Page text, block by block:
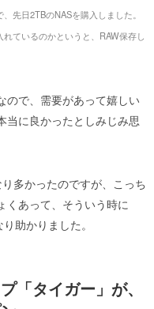
先日2TBのNASを購入しました。
れているのかというと、RAW保存し
ので、需要があって嬉しい
当に良かったとしみじみ思
多かったのですが、こっち
くあって、そういう時に
助かりました。
「タイガー」が、